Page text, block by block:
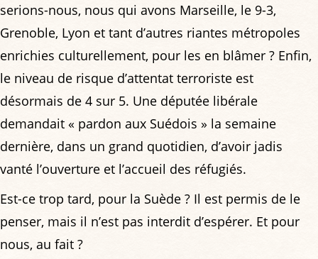
serions-nous, nous qui avons Marseille, le 9-3,
Grenoble, Lyon et tant d’autres riantes métropoles
enrichies culturellement, pour les en blâmer ? Enfin,
le niveau de risque d’attentat terroriste est
désormais de 4 sur 5. Une députée libérale
demandait « pardon aux Suédois » la semaine
dernière, dans un grand quotidien, d’avoir jadis
vanté l’ouverture et l’accueil des réfugiés.
Est-ce trop tard, pour la Suède ? Il est permis de le
penser, mais il n’est pas interdit d’espérer. Et pour
nous, au fait ?